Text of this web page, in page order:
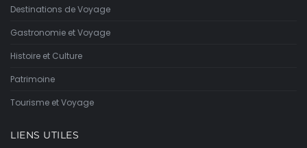
Destinations de Voyage
Gastronomie et Voyage
Histoire et Culture
Patrimoine
Tourisme et Voyage
LIENS UTILES